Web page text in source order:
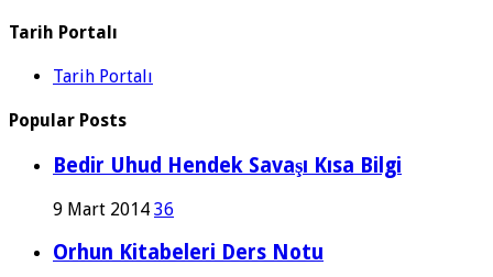
Tarih Portalı
Tarih Portalı
Popular Posts
Bedir Uhud Hendek Savaşı Kısa Bilgi
9 Mart 2014 36
Orhun Kitabeleri Ders Notu